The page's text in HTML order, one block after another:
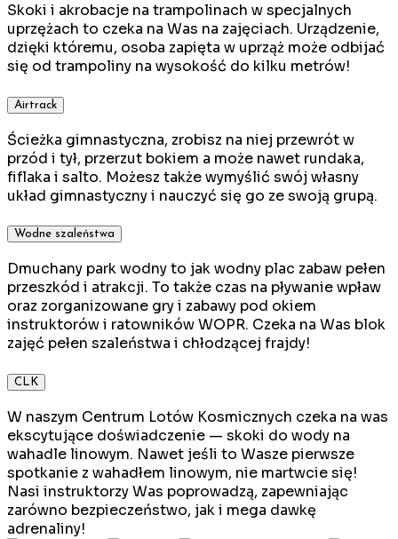
Skoki i akrobacje na trampolinach w specjalnych
uprzężach to czeka na Was na zajęciach. Urządzenie,
dzięki któremu, osoba zapięta w uprząż może odbijać
się od trampoliny na wysokość do kilku metrów!
Airtrack
Ścieżka gimnastyczna, zrobisz na niej przewrót w
przód i tył, przerzut bokiem a może nawet rundaka,
fiflaka i salto. Możesz także wymyślić swój własny
układ gimnastyczny i nauczyć się go ze swoją grupą.
Wodne szaleństwa
Dmuchany park wodny to jak wodny plac zabaw pełen
przeszkód i atrakcji. To także czas na pływanie wpław
oraz zorganizowane gry i zabawy pod okiem
instruktorów i ratowników WOPR. Czeka na Was blok
zajęć pełen szaleństwa i chłodzącej frajdy!
CLK
W naszym Centrum Lotów Kosmicznych czeka na was
ekscytujące doświadczenie — skoki do wody na
wahadle linowym. Nawet jeśli to Wasze pierwsze
spotkanie z wahadłem linowym, nie martwcie się!
Nasi instruktorzy Was poprowadzą, zapewniając
zarówno bezpieczeństwo, jak i mega dawkę
adrenaliny!